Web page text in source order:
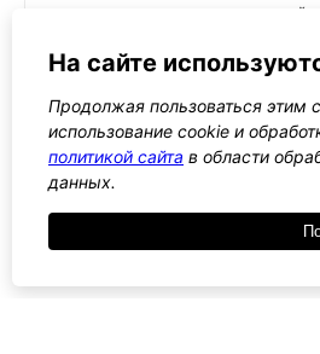
помогает создать стильный
с доставкойдля любого
Все WordPress
На сайте
Продолжая пользоваться этим
использование cookie и
политикой сайта в области
данных.